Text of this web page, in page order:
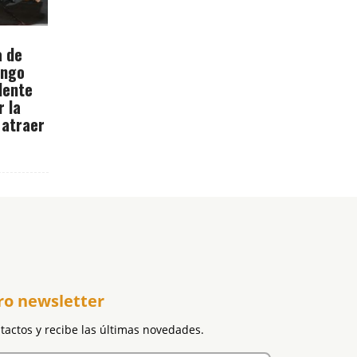
de
la
newsletter
y recibe las últimas novedades.